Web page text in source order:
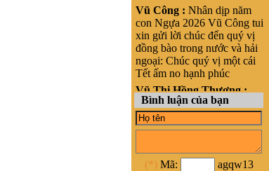
Vũ Công : Nhân dịp năm
con Ngựa 2026 Vũ Công tui
xin gửi lời chúc đến quý vị
đồng bào trong nước và hải
ngoại: Chúc quý vị một cái
Tết ấm no hạnh phúc
Vũ Thị Hồng Thương :
Xin chào, cháu là Vũ Thị
Hồng Thương, nguyên quán
tại Phong cốc - yên hưng-
Quảng Yên- Quảng Ninh.
Cháu đang sinh sống ở
Bình luận của bạn
(*)Mã: agqw13